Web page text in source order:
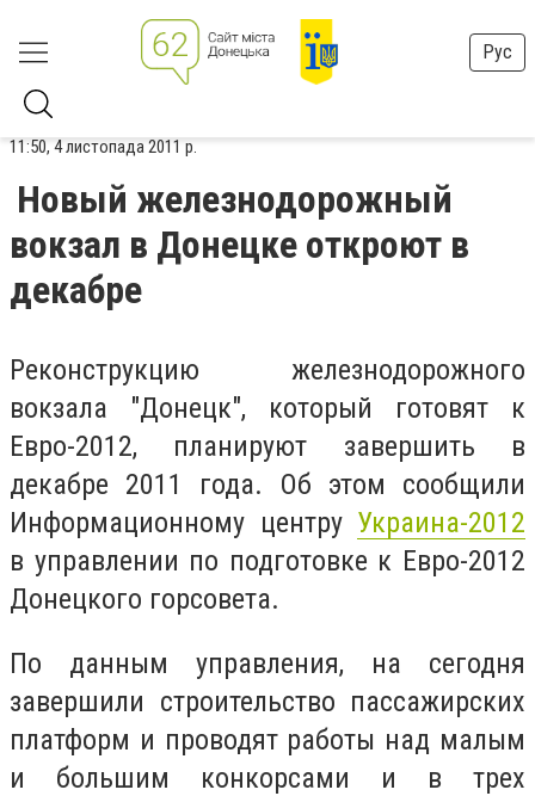
Рус
11:50, 4 листопада 2011 р.
Новый железнодорожный
вокзал в Донецке откроют в
декабре
Реконструкцию железнодорожного
вокзала "Донецк", который готовят к
Евро-2012, планируют завершить в
декабре 2011 года. Об этом сообщили
Информационному центру Украина-2012
в управлении по подготовке к Евро-2012
Донецкого горсовета.
По данным управления, на сегодня
завершили строительство пассажирских
платформ и проводят работы над малым
и большим конкорсами и в трех